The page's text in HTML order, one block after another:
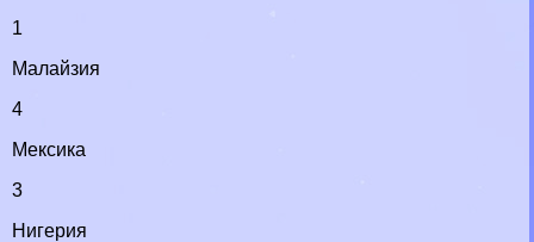
1
Малайзия
4
Мексика
3
Нигерия